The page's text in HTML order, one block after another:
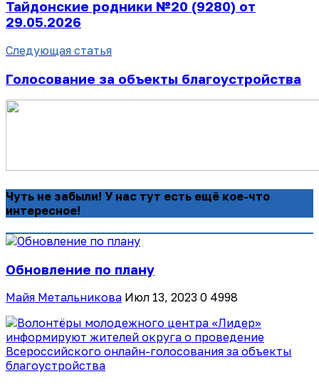
Тайдонские родники №20 (9280) от
29.05.2026
Следующая статья
Голосование за объекты благоустройства
Чуть не забыли! У нас тут есть ещё кое-что
интересное!
Обновление по плану
Майя Метальникова Июл 13, 2023 0 4998